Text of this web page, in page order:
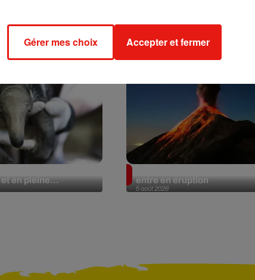
en pleine...
5 août 2026
entre en éruption
Gérer mes choix Accepter et fermer